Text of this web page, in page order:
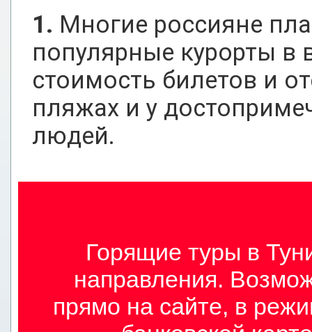
1. Многие россияне
популярные курорты в
стоимость билетов и
пляжах и у
людей.
Горящие туры в
направления.
прямо на сайте, в